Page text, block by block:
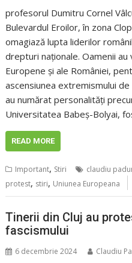
profesorul Dumitru Cornel
Bulevardul Eroilor, în zona
omagiază lupta liderilor
drepturi naționale. Oamenii au
Europene și ale României,
ascensiunea extremismului
au numărat personalități
Universitatea Babeș-Bolyai,
READ MORE
Important, Stiri claudiu
protest, stiri, Uniunea Europeana
Tinerii din Cluj au
fascismului
6 decembrie 2024 Claudiu